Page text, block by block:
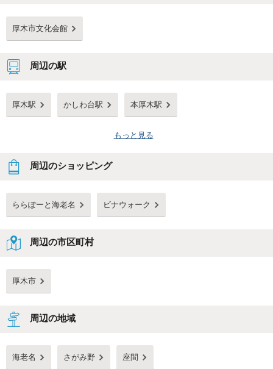
厚木市文化会館
周辺の駅
厚木駅 かしわ台駅 本厚木駅
もっと見る
周辺のショッピング
ららぽーと海老名 ビナウォーク
周辺の市区町村
厚木市
周辺の地域
海老名 さがみ野 座間